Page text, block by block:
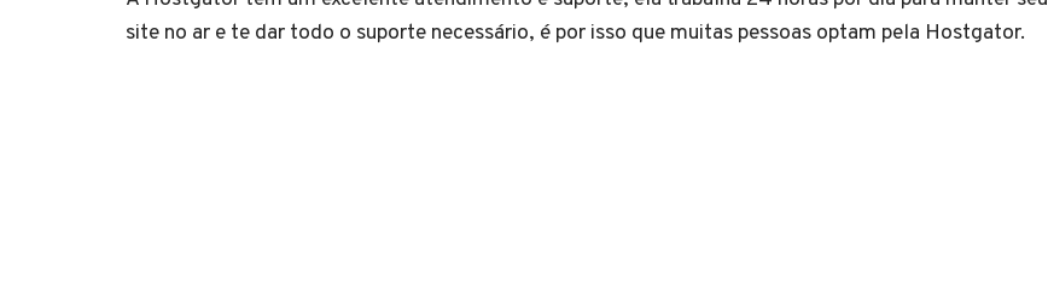
site no ar e te dar todo o suporte necessário, é por isso que muitas pessoas optam pela Hostgator.